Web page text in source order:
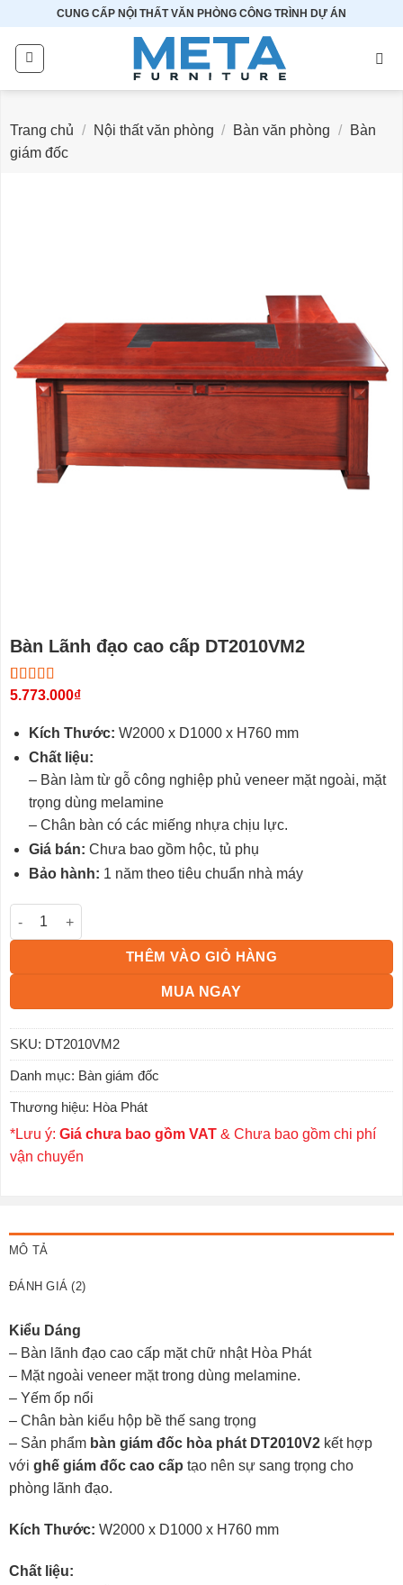
dung
CUNG CẤP NỘI THẤT VĂN PHÒNG CÔNG TRÌNH DỰ ÁN
Trang chủ / Nội thất văn phòng / Bàn văn phòng /
Bàn
giám đốc
Bàn Lãnh đạo cao cấp DT2010VM2
5.00trên 5
2
đánh giá
5.773.000₫
Kích Thước: W2000 x D1000 x H760 mm
Chất liệu:
– Bàn làm từ gỗ công nghiệp phủ veneer mặt ngoài, mặt
trọng dùng melamine
– Chân bàn có các miếng nhựa chịu lực.
Giá bán: Chưa bao gồm hộc, tủ phụ
Bảo hành: 1 năm theo tiêu chuẩn nhà máy
Bàn Lãnh đạo cao cấp DT2010VM2 số lượng
THÊM VÀO GIỎ HÀNG
MUA NGAY
SKU: DT2010VM2
Danh mục: Bàn giám đốc
Thương hiệu: Hòa Phát
*Lưu ý: Giá chưa bao gồm VAT & Chưa bao gồm chi phí
vận chuyển
MÔ TẢ
ĐÁNH GIÁ (2)
Kiểu Dáng
– Bàn lãnh đạo cao cấp mặt chữ nhật Hòa Phát
– Mặt ngoài veneer mặt trong dùng melamine.
– Yếm ốp nổi
– Chân bàn kiểu hộp bề thế sang trọng
– Sản phẩm bàn giám đốc hòa phát DT2010V2 kết hợp
với ghế giám đốc cao cấp tạo nên sự sang trọng cho
phòng lãnh đạo.
Kích Thước: W2000 x D1000 x H760 mm
Chất liệu: